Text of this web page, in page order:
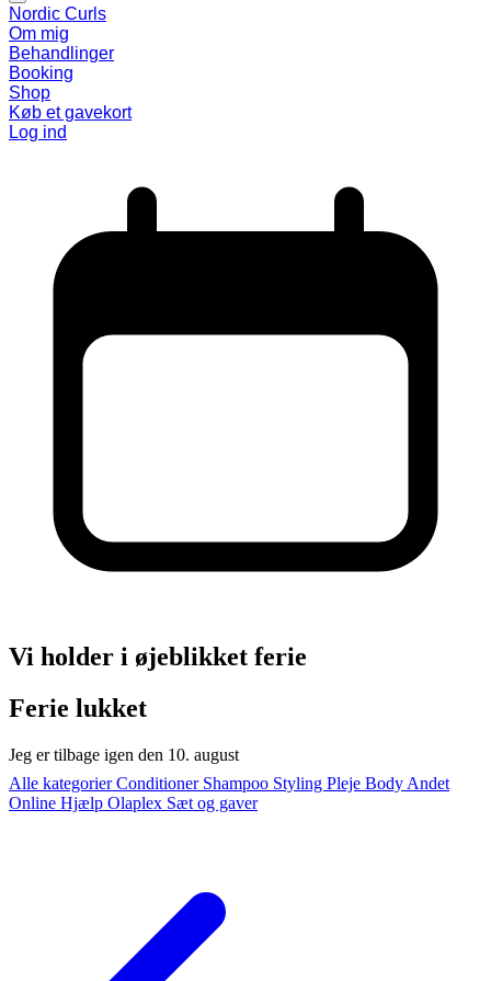
Nordic Curls
Om mig
Behandlinger
Booking
Shop
Køb et gavekort
Log ind
Vi holder i øjeblikket ferie
Ferie lukket
Jeg er tilbage igen den 10. august
Alle kategorierConditioner Shampoo Styling Pleje Body Andet
Online Hjælp Olaplex Sæt og gaver